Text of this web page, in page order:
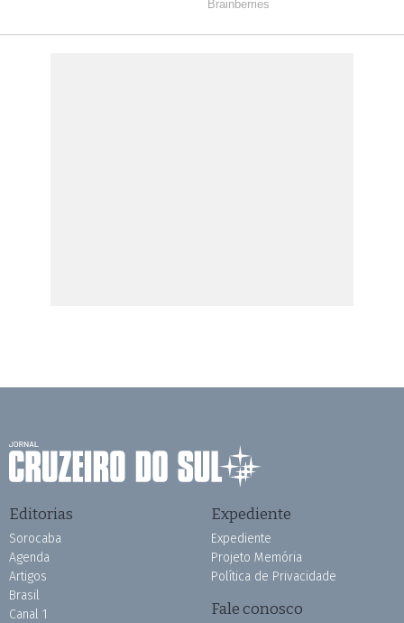
Editorias
Sorocaba
Agenda
Artigos
Brasil
Canal 1
Expediente
Expediente
Projeto Memória
Política de Privacidade
Fale conosco